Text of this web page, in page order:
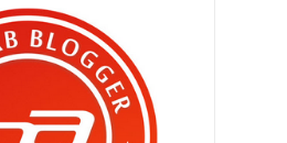
2009(52)
TINGGAL 2009
SUAMI ! ...HAHAHAHA